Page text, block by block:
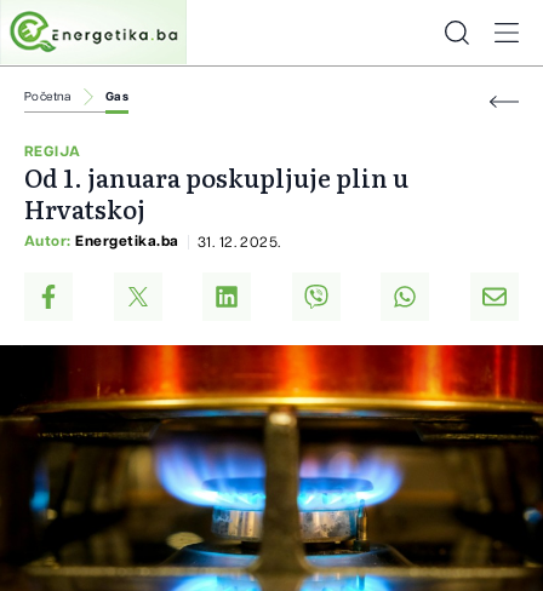
Početna Gas
REGIJA
Od 1. januara poskupljuje plin u
Hrvatskoj
Autor: Energetika.ba 31. 12. 2025.